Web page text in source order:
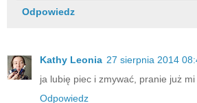
Odpowiedz
Kathy Leonia 27 sierpnia 2014
ja lubię piec i zmywać, pranie już
Odpowiedz